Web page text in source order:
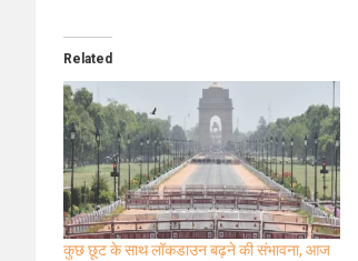
Related
कुछ छूट के साथ लॉकडाउन बढ़ने की संभावना, आज